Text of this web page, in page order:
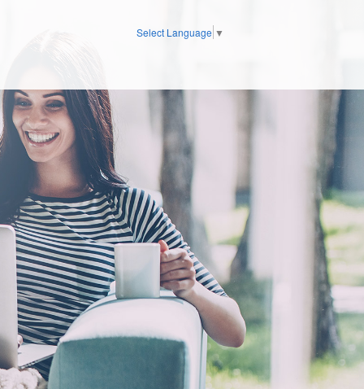
Select Language ▼